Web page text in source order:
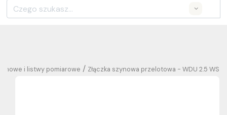
Złączka szynowa przelotowa - WDU 2.5 WS
/
i listwy pomiarowe